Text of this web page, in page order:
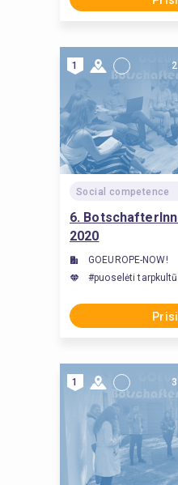
1
Social competence
6.
2020
GOEUROPE-NOW!
#puoselėti
1